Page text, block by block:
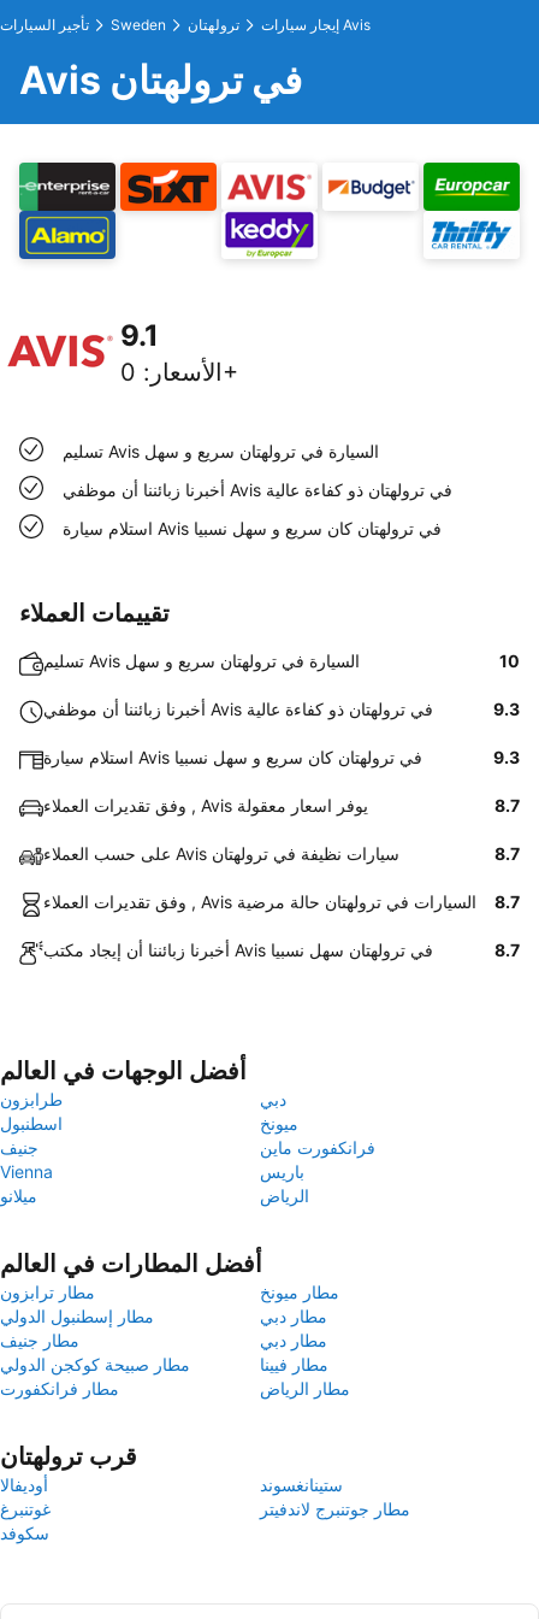
تأجير السيارات Sweden ترولهتان إيجار سيارات Avis
Avis في ترولهتان
9.1
الأسعار : 0+
تسليم Avis السيارة في ترولهتان سريع و سهل
أخبرنا زبائننا أن موظفي Avis في ترولهتان ذو كفاءة عالية
استلام سيارة Avis في ترولهتان كان سريع و سهل نسبيا
تقييمات العملاء
تسليم Avis السيارة في ترولهتان سريع و سهل 10
أخبرنا زبائننا أن موظفي Avis في ترولهتان ذو كفاءة عالية 9.3
استلام سيارة Avis في ترولهتان كان سريع و سهل نسبيا 9.3
وفق تقديرات العملاء , Avis يوفر اسعار معقولة 8.7
على حسب العملاء Avis سيارات نظيفة في ترولهتان 8.7
وفق تقديرات العملاء , Avis السيارات في ترولهتان حالة مرضية 8.7
أخبرنا زبائننا أن إيجاد مكتب Avis في ترولهتان سهل نسبيا 8.7
أفضل الوجهات في العالم
طرابزون
دبي
اسطنبول
ميونخ
جنيف
فرانكفورت ماين
Vienna
باريس
ميلانو
الرياض
أفضل المطارات في العالم
مطار ترابزون
مطار ميونخ
مطار إسطنبول الدولي
مطار دبي
مطار جنيف
مطار دبي
مطار صبيحة كوكجن الدولي
مطار فيينا
مطار فرانكفورت
مطار الرياض
قرب ترولهتان
أوديفالا
ستينانغسوند
غوتنبرغ
مطار جوتنبرج لاندفيتر
سكوفد